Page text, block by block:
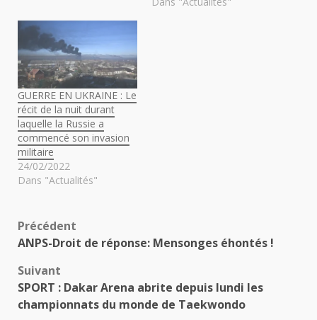
GUERRE EN UKRAINE : Le
récit de la nuit durant
laquelle la Russie a
commencé son invasion
militaire
24/02/2022
Dans "Actualités"
Navigation
Précédent
ANPS-Droit de réponse: Mensonges éhontés !
Suivant
SPORT : Dakar Arena abrite depuis lundi les
championnats du monde de Taekwondo